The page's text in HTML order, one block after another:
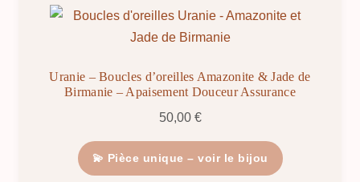
Uranie – Boucles d’oreilles Amazonite & Jade de
Birmanie – Apaisement Douceur Assurance
50,00 €
💫 Pièce unique – voir le bijou